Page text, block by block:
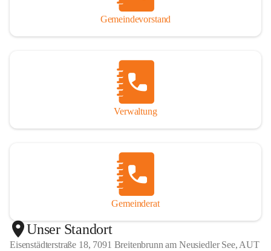
Gemeindevorstand
Verwaltung
Gemeinderat
Unser Standort
Eisenstädterstraße 18, 7091 Breitenbrunn am Neusiedler See, AUT